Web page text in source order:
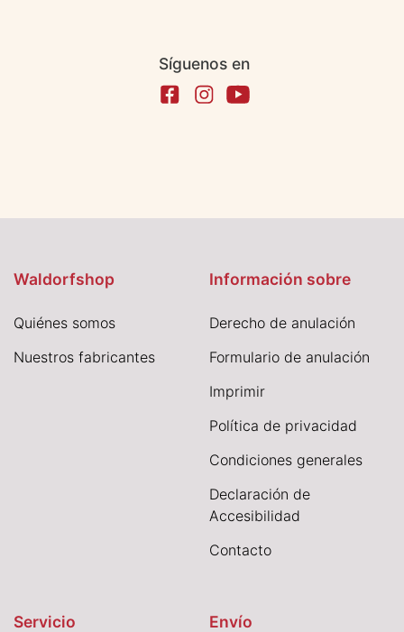
Síguenos en
Waldorfshop
Quiénes somos
Nuestros fabricantes
Información sobre
Derecho de anulación
Formulario de anulación
Imprimir
Política de privacidad
Condiciones generales
Declaración de
Accesibilidad
Contacto
Servicio Envío